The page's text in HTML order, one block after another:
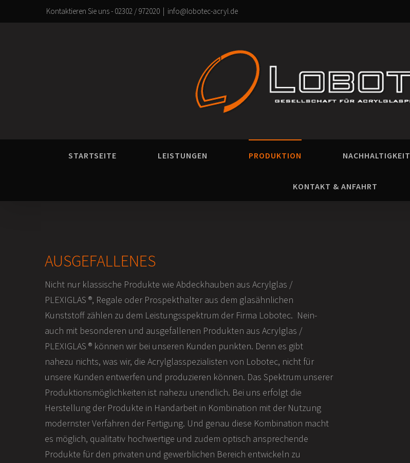
Kontaktieren Sie uns - 02302 / 972020 | info@lobotec-acryl.de
STARTSEITE LEISTUNGEN PRODUKTION NACHHALTIGKEIT
KONTAKT & ANFAHRT
AUSGEFALLENES
Nicht nur klassische Produkte wie Abdeckhauben aus Acrylglas /
PLEXIGLAS ®, Regale oder Prospekthalter aus dem glasähnlichen
Kunststoff zählen zu dem Leistungsspektrum der Firma Lobotec. Nein-
auch mit besonderen und ausgefallenen Produkten aus Acrylglas /
PLEXIGLAS ® können wir bei unseren Kunden punkten. Denn es gibt
nahezu nichts, was wir, die Acrylglasspezialisten von Lobotec, nicht für
unsere Kunden entwerfen und produzieren können. Das Spektrum unserer
Produktionsmöglichkeiten ist nahezu unendlich. Bei uns erfolgt die
Herstellung der Produkte in Handarbeit in Kombination mit der Nutzung
modernster Verfahren der Fertigung. Und genau diese Kombination macht
es möglich, qualitativ hochwertige und zudem optisch ansprechende
Produkte für den privaten und gewerblichen Bereich entwickeln zu